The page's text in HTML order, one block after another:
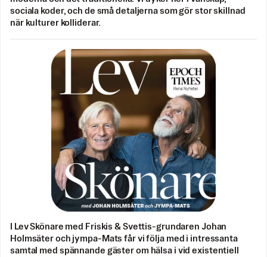
sociala koder, och de små detaljerna som gör stor skillnad
när kulturer kolliderar.
I Lev Skönare med Friskis & Svettis-grundaren Johan
Holmsäter och jympa-Mats får vi följa med i intressanta
samtal med spännande gäster om hälsa i vid existentiell